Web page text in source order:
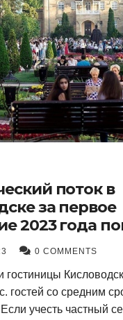
поток в
за первое
2023 года
рост в 21
0 COMMENTS
гостиницы
гостей со средним
учесть частный